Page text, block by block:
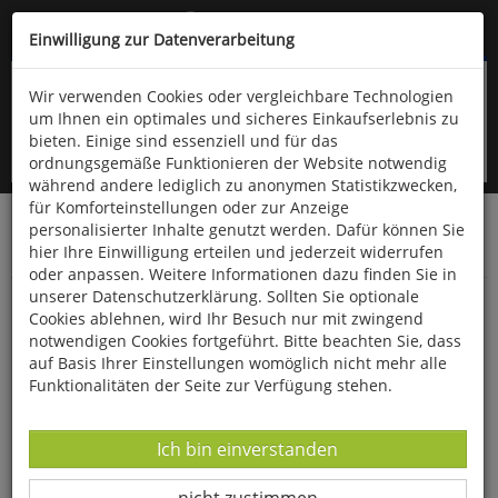
Kompletten Head der Seite überspringen
oder (06766) 9323-960
Startseite Bücher
Quelle & Meyer Verlag
Geowissenschaften
Erdgeschichtliche Streifzüge
Der nördliche Mittelharz
Einwilligung zur Datenverarbeitung
Wir verwenden Cookies oder vergleichbare Technologien
um Ihnen ein optimales und sicheres Einkaufserlebnis zu
bieten. Einige sind essenziell und für das
ordnungsgemäße Funktionieren der Website notwendig
während andere lediglich zu anonymen Statistikzwecken,
für Komforteinstellungen oder zur Anzeige
personalisierter Inhalte genutzt werden. Dafür können Sie
hier Ihre Einwilligung erteilen und jederzeit widerrufen
oder anpassen. Weitere Informationen dazu finden Sie in
unserer Datenschutzerklärung. Sollten Sie optionale
Cookies ablehnen, wird Ihr Besuch nur mit zwingend
notwendigen Cookies fortgeführt. Bitte beachten Sie, dass
auf Basis Ihrer Einstellungen womöglich nicht mehr alle
Funktionalitäten der Seite zur Verfügung stehen.
Datenverarbeitung -
Ich bin einverstanden